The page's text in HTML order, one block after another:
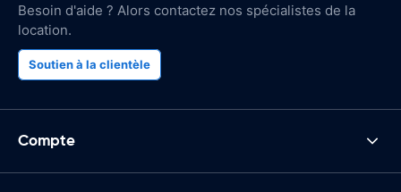
Besoin d'aide ? Alors contactez nos spécialistes de la
location.
Soutien à la clientèle
Compte